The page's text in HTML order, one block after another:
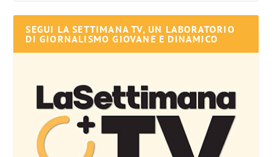
SEGUI LA SETTIMANA TV, UN LABORATORIO
DI GIORNALISMO GIOVANE E DINAMICO